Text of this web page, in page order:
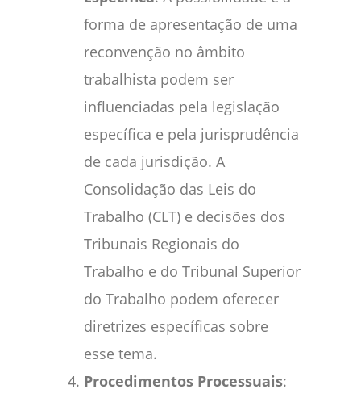
forma de apresentação de uma
reconvenção no âmbito
trabalhista podem ser
influenciadas pela legislação
específica e pela jurisprudência
de cada jurisdição. A
Consolidação das Leis do
Trabalho (CLT) e decisões dos
Tribunais Regionais do
Trabalho e do Tribunal Superior
do Trabalho podem oferecer
diretrizes específicas sobre
esse tema.
Procedimentos Processuais: